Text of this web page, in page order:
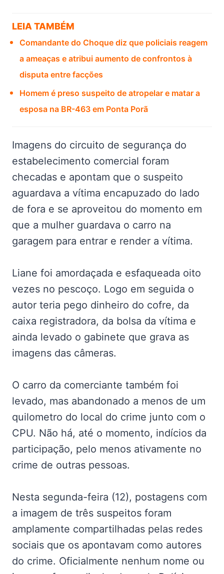
LEIA TAMBÉM
Comandante do Choque diz que policiais reagem
a ameaças e atribui aumento de confrontos à
disputa entre facções
Homem é preso suspeito de atropelar e matar a
esposa na BR-463 em Ponta Porã
Imagens do circuito de segurança do
estabelecimento comercial foram
checadas e apontam que o suspeito
aguardava a vítima encapuzado do lado
de fora e se aproveitou do momento em
que a mulher guardava o carro na
garagem para entrar e render a vítima.
Liane foi amordaçada e esfaqueada oito
vezes no pescoço. Logo em seguida o
autor teria pego dinheiro do cofre, da
caixa registradora, da bolsa da vítima e
ainda levado o gabinete que grava as
imagens das câmeras.
O carro da comerciante também foi
levado, mas abandonado a menos de um
quilometro do local do crime junto com o
CPU. Não há, até o momento, indícios da
participação, pelo menos ativamente no
crime de outras pessoas.
Nesta segunda-feira (12), postagens com
a imagem de três suspeitos foram
amplamente compartilhadas pelas redes
sociais que os apontavam como autores
do crime. Oficialmente nenhum nome ou